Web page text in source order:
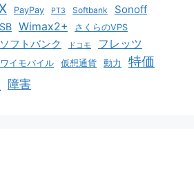
PayPay PT3 Softbank Sonoff
Wimax2+ さくらのVPS
ソフトバンク ドコモ フレッツ
ワイモバイル 仮想通貨 動力 特価
障害